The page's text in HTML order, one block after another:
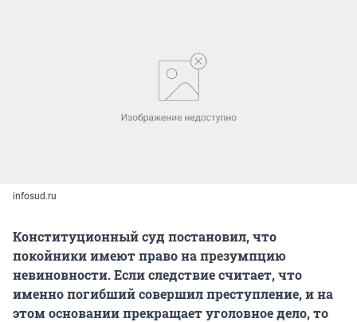
infosud.ru
Конституционный суд постановил, что
покойники имеют право на презумпцию
невиновности. Если следствие считает, что
именно погибший совершил преступление, и на
этом основании прекращает уголовное дело, то